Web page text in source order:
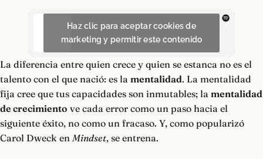
Haz clic para aceptar cookies de
marketing y permitir este contenido
La diferencia entre quien crece y quien se estanca no es el
talento con el que nació: es la mentalidad. La mentalidad
fija cree que tus capacidades son inmutables; la mentalidad
de crecimiento ve cada error como un paso hacia el
siguiente éxito, no como un fracaso. Y, como popularizó
Carol Dweck en Mindset, se entrena.